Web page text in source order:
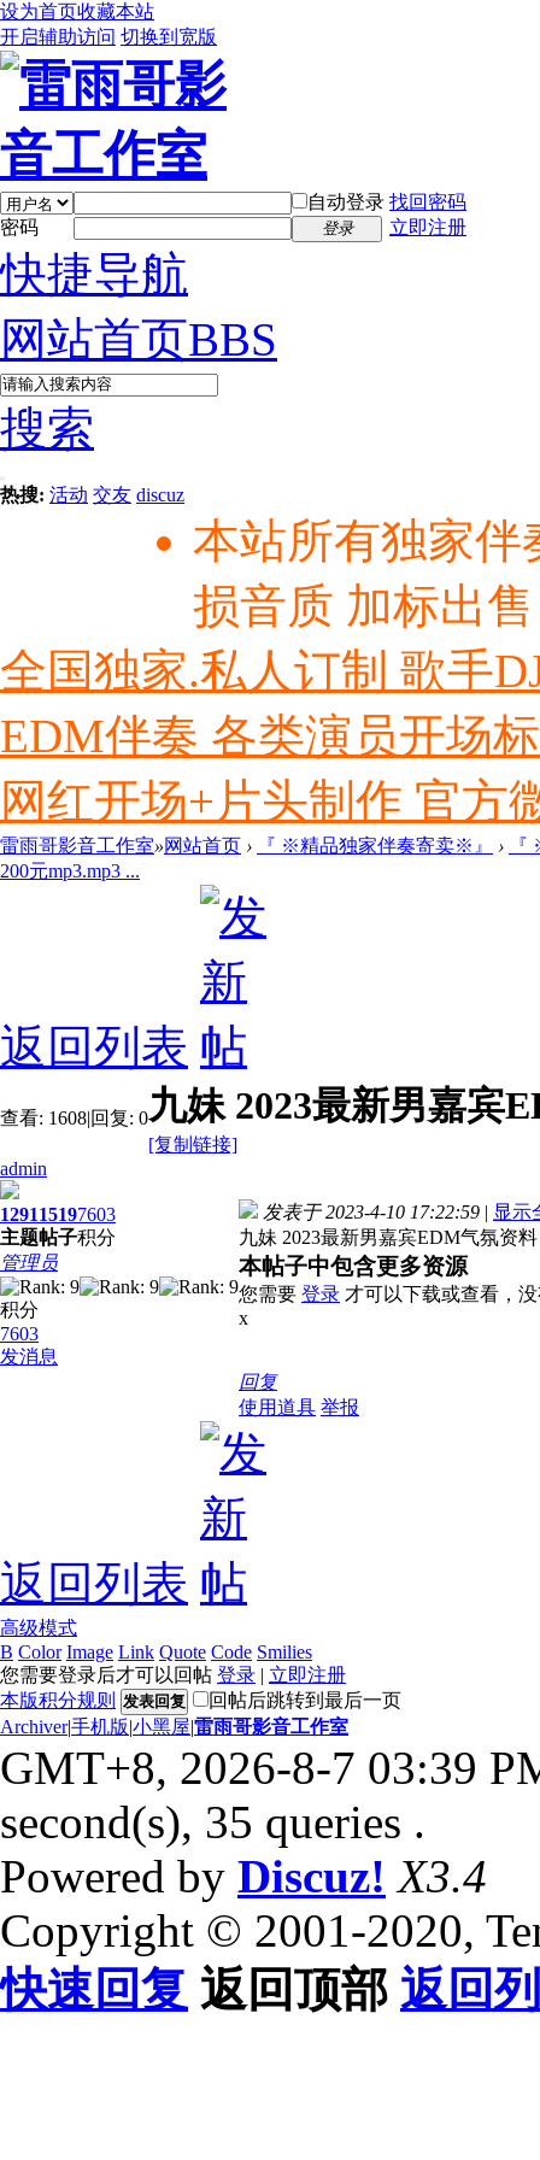
设为首页收藏本站
开启辅助访问 切换到宽版
自动登录 找回密码
密码
登录 立即注册
快捷导航
网站首页BBS
搜索
热搜: 活动 交友 discuz
本站所有独家伴
损音质 加标出
全国独家.私人订制 歌手
EDM伴奏 各类演员开场
网红开场+片头制作 官方
雷雨哥影音工作室»网站首页 › 『 ※精品独家伴奏寄卖※』 ›
200元mp3.mp3 ...
返回列表
查看: 1608|回复: 0九妹 2023最新男嘉宾
[复制链接]
admin
1291
主题
1519
帖子
7603
积分
管理员
积分
7603
发消息
发表于 2023-4-10 17:22:59 | 显示
九妹 2023最新男嘉宾EDM气氛资料
本帖子中包含更多资源
您需要 登录 才可以下载或查看，
x
回复
使用道具 举报
返回列表
高级模式
B Color Image Link Quote Code Smilies
您需要登录后才可以回帖 登录 | 立即注册
本版积分规则
发表回复
回帖后跳转到最后一页
Archiver|手机版|小黑屋|雷雨哥影音工作室
GMT+8, 2026-8-7 03:39
second(s), 35 queries .
Powered by Discuz! X3.4
Copyright © 2001-2020,
快速回复 返回顶部 返回